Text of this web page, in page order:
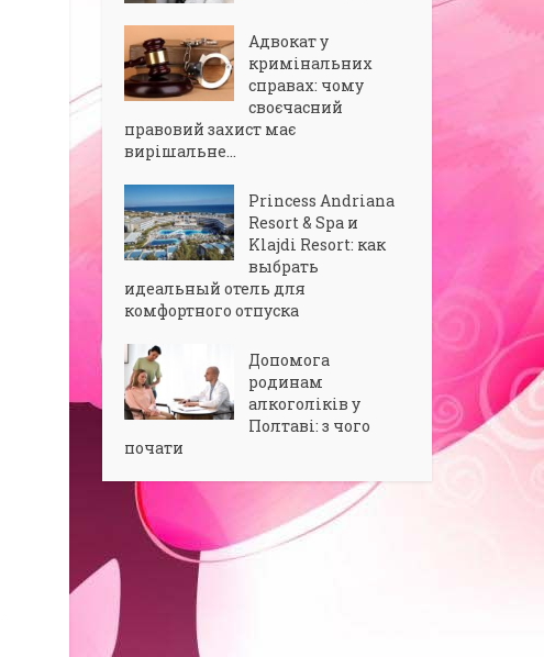
Адвокат у
кримінальних
справах: чому
своєчасний
правовий захист має
вирішальне...
Princess Andriana
Resort & Spa и
Klajdi Resort: как
выбрать
идеальный отель для
комфортного отпуска
Допомога
родинам
алкоголіків у
Полтаві: з чого
почати